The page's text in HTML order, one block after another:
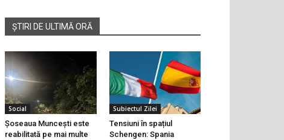
ȘTIRI DE ULTIMĂ ORĂ
Social
Șoseaua Muncești este
reabilitată pe mai multe
Subiectul Zilei
Tensiuni în spațiul
Schengen: Spania